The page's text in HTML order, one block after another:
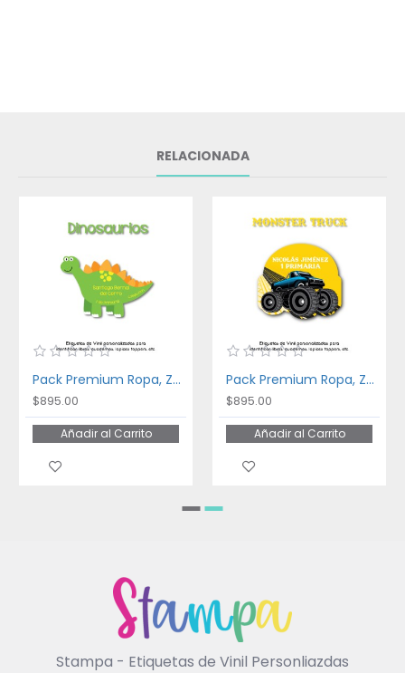
RELACIONADA
Pack Premium Ropa, Zapatos y Escuela Dinosaurios
$895.00
Añadir al Carrito
Pack Premium Ropa, Zapatos y Escuela Monster Truck
$895.00
Añadir al Carrito
Stampa - Etiquetas de Vinil Personliazdas